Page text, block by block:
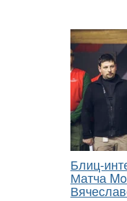
Блиц-
Матча